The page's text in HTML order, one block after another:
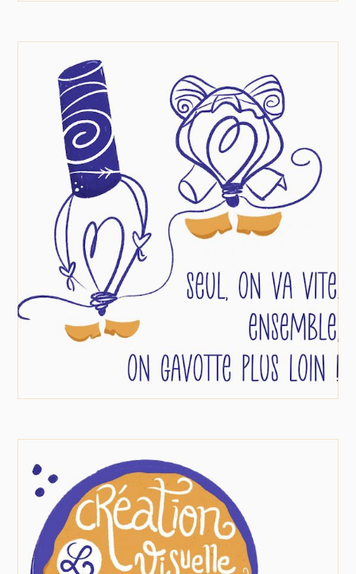
Identité visuelle
Intelligence collective (à la bretonne).
Parce qu’ensemble, nous sommes meilleurs
mais que c’est souvent difficile d’accorder nos
violons, d’oser donner son avis, d’ajuster sa
vision à celle de l’autre. Profitez d’un moment
guidé pour fédérer autour de votre projet et
faire émerger des idées et actions en accord
avec vos valeurs !
Création visuelle
Imposez votre « ptit truc en plus » !
Que ce soit pour votre identité visuelle, une